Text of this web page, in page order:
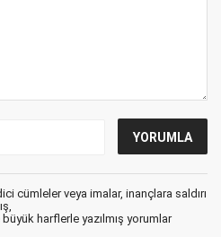
cümleler veya imalar, inançlara saldırı
harflerle yazılmış yorumlar